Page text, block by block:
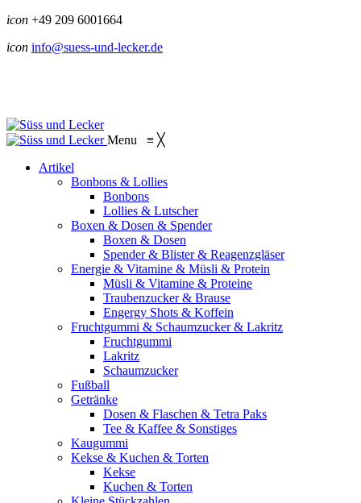
icon +49 209 6001664
icon info@suess-und-lecker.de
Menu ≡ ╳
Artikel
Bonbons & Lollies
Bonbons
Lollies & Lutscher
Boxen & Dosen & Spender
Boxen & Dosen
Spender & Blister & Reagenzgläser
Energie & Vitamine & Müsli & Protein
Müsli & Vitamine & Proteine
Traubenzucker & Brause
Engergy Shots & Koffein
Fruchtgummi & Schaumzucker & Lakritz
Fruchtgummi
Lakritz
Schaumzucker
Fußball
Getränke
Dosen & Flaschen & Tetra Paks
Tee & Kaffee & Sonstiges
Kaugummi
Kekse & Kuchen & Torten
Kekse
Kuchen & Torten